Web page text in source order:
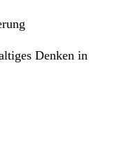
Denken in